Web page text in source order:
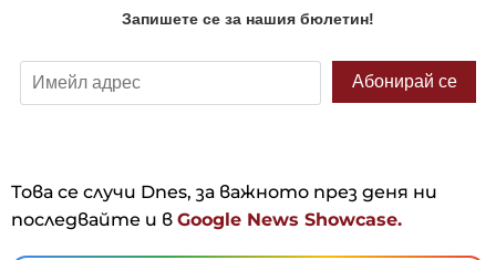
Това се случи Dnes, за важното през деня ни
последвайте и в Google News Showcase.